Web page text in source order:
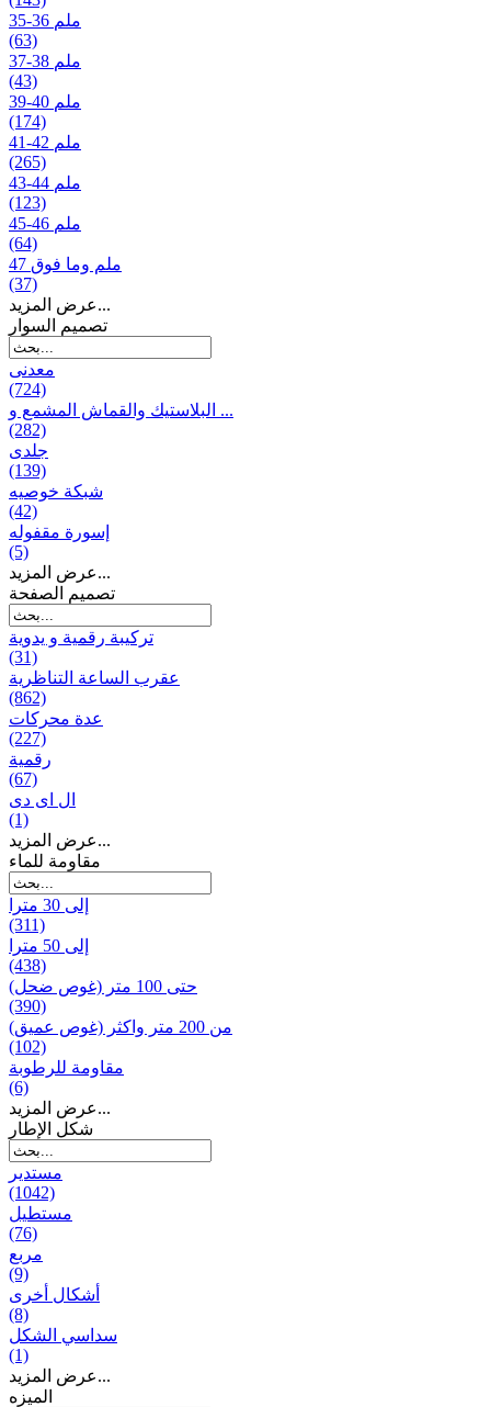
35-36 ملم
(63)
37-38 ملم
(43)
39-40 ملم
(174)
41-42 ملم
(265)
43-44 ملم
(123)
45-46 ملم
(64)
47 ملم وما فوق
(37)
عرض المزيد...
تصمیم السوار
معدنی
(724)
البلاستيك والقماش المشمع و ...
(282)
جلدی
(139)
شبكة خوصیه
(42)
إسورة مقفوله
(5)
عرض المزيد...
تصميم الصفحة
تركيبة رقمية و يدوية
(31)
عقرب الساعة التناظرية
(862)
عدة محركات
(227)
رقمية
(67)
ال ای دی
(1)
عرض المزيد...
مقاومة للماء
إلى 30 مترا
(311)
إلى 50 مترا
(438)
حتى 100 متر (غوص ضحل)
(390)
من 200 متر واکثر (غوص عميق)
(102)
مقاومة للرطوبة
(6)
عرض المزيد...
شكل الإطار
مستدير
(1042)
مستطيل
(76)
مربع
(9)
أشكال أخرى
(8)
سداسي الشكل
(1)
عرض المزيد...
المیزه